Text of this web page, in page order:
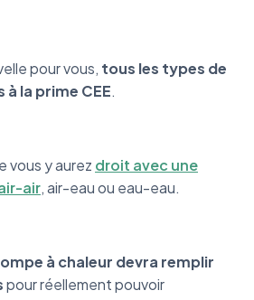
pour vous, tous les types de
à la prime CEE.
vous y aurez droit avec une
air, air-eau ou eau-eau.
à chaleur devra remplir
pour réellement pouvoir